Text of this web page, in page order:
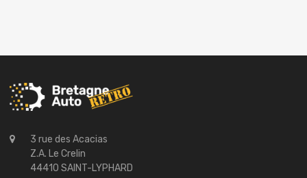
3 rue des Acacias
Z.A. Le Crelin
44410 SAINT-LYPHARD